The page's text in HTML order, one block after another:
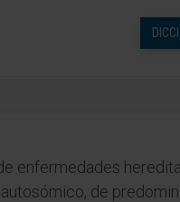
enfermedades
de